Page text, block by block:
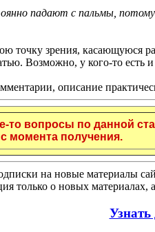
падают с пальмы,
точку зрения, касающуюся
Возможно, у кого-то
описание
то вопросы по данной
момента получения.
на новые материалы
только о новых
Узнать